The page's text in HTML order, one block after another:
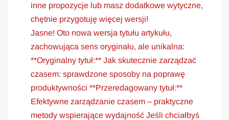
inne propozycje lub masz dodatkowe wytyczne,
chętnie przygotuję więcej wersji!
Jasne! Oto nowa wersja tytułu artykułu,
zachowująca sens oryginału, ale unikalna:
**Oryginalny tytuł:** Jak skutecznie zarządzać
czasem: sprawdzone sposoby na poprawę
produktywności **Przeredagowany tytuł:**
Efektywne zarządzanie czasem – praktyczne
metody wspierające wydajność Jeśli chciałbyś